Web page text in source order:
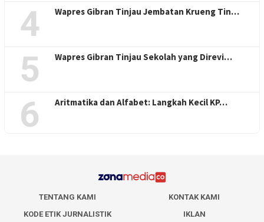
4 Wapres Gibran Tinjau Jembatan Krueng Tin…
5 Wapres Gibran Tinjau Sekolah yang Direvi…
6 Aritmatika dan Alfabet: Langkah Kecil KP…
TENTANG KAMI
KONTAK KAMI
KODE ETIK JURNALISTIK
IKLAN